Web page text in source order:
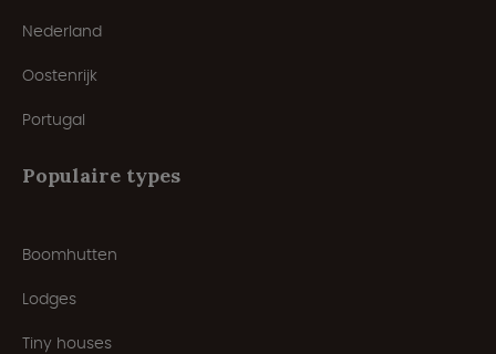
Nederland
Oostenrijk
Portugal
Populaire types
Boomhutten
Lodges
Tiny houses